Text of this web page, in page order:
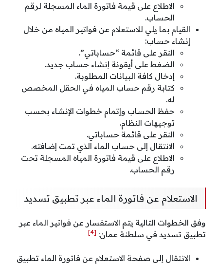
الاطلاع على قيمة فاتورة الماء المسجلة لرقم
الحساب.
القيام بما يلي للاستعلام عن فواتير المياه من خلال
إنشاء حساب:
النقر على قائمة “حساباتي”.
الضغط على أيقونة إنشاء حساب جديد.
إدخال كافة البيانات المطلوبة.
كتابة رقم حساب المياه في الحقل المخصص
له.
حفظ الحساب وإتمام خطوات الإنشاء بحسب
توجيهات النظام.
النقر على قائمة حساباتي.
الانتقال إلى حساب الماء الذي تمت إضافته.
الاطلاع على قيمة فاتورة المياه المسجلة تحت
رقم الحساب.
الاستعلام عن فاتورة الماء عبر تطبيق تسديد
وفق الخطوات التالية يتم الاستفسار عن فواتير الماء عبر
تطبيق تسديد في سلطنة عمان: [4]
الانتقال إلى صفحة الاستعلام عن فاتورة الماء تطبيق